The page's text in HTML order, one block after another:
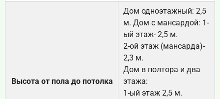
Высота от пола до потолка
Дом одноэтажный: 2,5
м. Дом с мансардой: 1-
ый этаж- 2,5 м.
2-ой этаж (мансарда)-
2,3 м.
Дом в полтора и два
этажа:
1-ый этаж 2,5 м.